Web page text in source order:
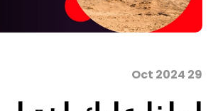
29 Oct 2024